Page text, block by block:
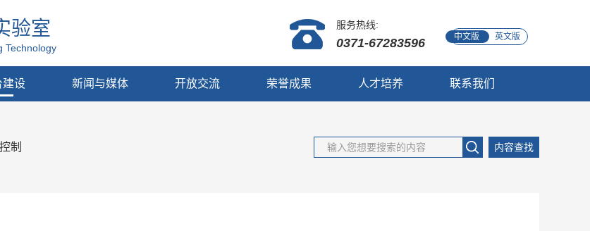
验室
Technology
中文版 英文版
服务热线:
0371-67283596
建设 新闻与媒体 开放交流 荣誉成果 人才培养 联系我们
制 内容查找